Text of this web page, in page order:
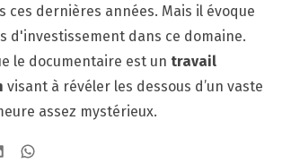
ces dernières années. Mais il évoque
d'investissement dans ce domaine.
le documentaire est un travail
visant à révéler les dessous d’un vaste
assez mystérieux.